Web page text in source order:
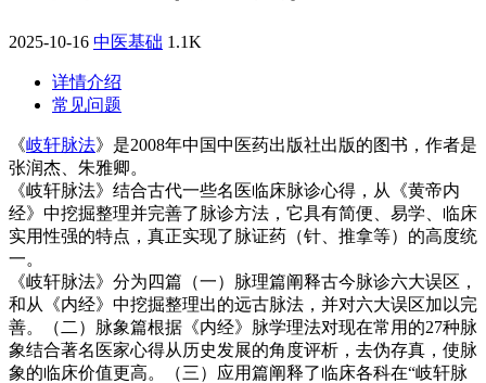
2025-10-16 中医基础 1.1K
详情介绍
常见问题
《岐轩脉法》是2008年中国中医药出版社出版的图书，作者是
张润杰、朱雅卿。
《岐轩脉法》结合古代一些名医临床脉诊心得，从《黄帝内
经》中挖掘整理并完善了脉诊方法，它具有简便、易学、临床
实用性强的特点，真正实现了脉证药（针、推拿等）的高度统
一。
《岐轩脉法》分为四篇（一）脉理篇阐释古今脉诊六大误区，
和从《内经》中挖掘整理出的远古脉法，并对六大误区加以完
善。（二）脉象篇根据《内经》脉学理法对现在常用的27种脉
象结合著名医家心得从历史发展的角度评析，去伪存真，使脉
象的临床价值更高。（三）应用篇阐释了临床各科在“岐轩脉